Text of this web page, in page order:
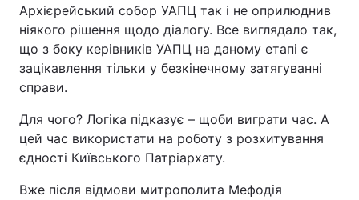
Архієрейський собор УАПЦ так і не оприлюднив
ніякого рішення щодо діалогу. Все виглядало так,
що з боку керівників УАПЦ на даному етапі є
зацікавлення тільки у безкінечному затягуванні
справи.
Для чого? Логіка підказує – щоби виграти час. А
цей час використати на роботу з розхитування
єдності Київського Патріархату.
Вже після відмови митрополита Мефодія